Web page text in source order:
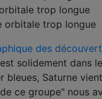
trop longue
orbitale trop longue
des
solidement dans
bleues, Saturne
ce groupe" nous